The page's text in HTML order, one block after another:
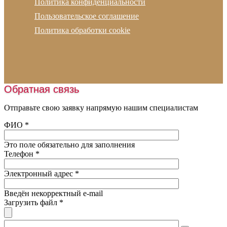
Скипидар
Резиновая плитка
Рулонные покрытия
Шовная лента
Пробковая крошка
Песок
Подогрев футбольного поля
Подготовка основания
Проектирование
Монтаж освещения
Нанесение разметки
Заливка катков
Обслуживание катков
Адрес офиса: г. Москва, Русаковская улица, д.13
Адрес склада: Московская обл., г.Ногинск
Политика конфиденциальности
Пользовательское соглашение
Политика обработки cookie
Обратная связь
Отправьте свою заявку напрямую нашим специалистам
ФИО *
Это поле обязательно для заполнения
Телефон *
Электронный адрес *
Введён некорректный e-mail
Загрузить файл *